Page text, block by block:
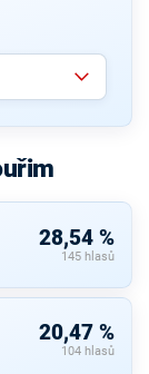
28,54 %
145 hlasů
20,47 %
104 hlasů